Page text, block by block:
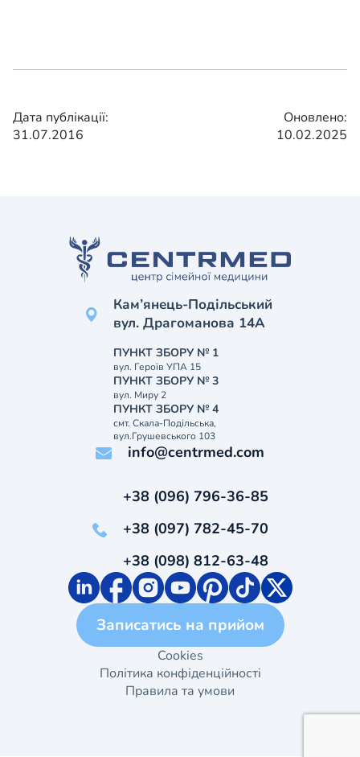
Дата публікації:
31.07.2016
Оновлено:
10.02.2025
Кам’янець-Подільський
вул. Драгоманова 14А
ПУНКТ ЗБОРУ № 1
вул. Героїв УПА 15
ПУНКТ ЗБОРУ № 3
вул. Миру 2
ПУНКТ ЗБОРУ № 4
смт. Скала-Подільська,
вул.Грушевського 103
info@centrmed.com
+38 (096) 796-36-85
+38 (097) 782-45-70
+38 (098) 812-63-48
Записатись на прийом
Cookies
Політика конфіденційності
Правила та умови